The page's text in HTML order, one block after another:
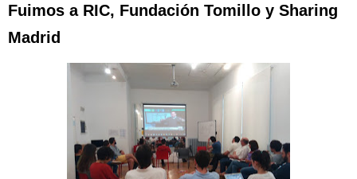
Fuimos a RIC, Fundación Tomillo y Sharing
Madrid